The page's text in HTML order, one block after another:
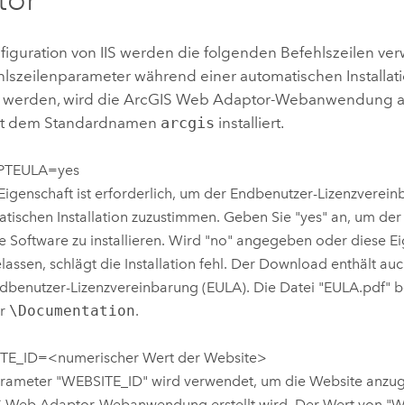
von IIS werden die folgenden Befehlszeilen
während einer automatischen
wird dieArcGIS Web Adaptor-Webanwendung
dem Standardnamen arcgis installiert.
ist erforderlich, um der Endbenutzer-
Installation zuzustimmen. Geben Sie "yes" an, um der
Software zu installieren. Wird "no" angegeben oder diese
schlägt die Installation fehl. Der Download enthält
Lizenzvereinbarung (EULA). Die Datei "EULA.pdf"
\Documentation.
Wert der Website>
"WEBSITE_ID" wird verwendet, um die Website